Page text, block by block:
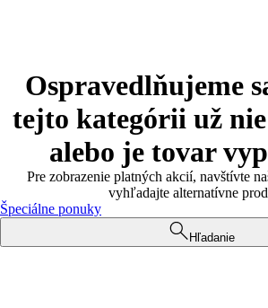
Ospravedlňujeme
tejto kategórii už
alebo je tovar
Pre zobrazenie platných akcií, navštívte
vyhľadajte alternatívne
Špeciálne ponuky
Hľadanie